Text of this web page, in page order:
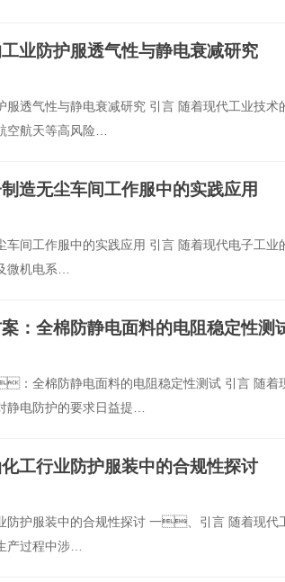
业防护服透气性与静电衰减研究
服透气性与静电衰减研究 引言 随着现代工业
航天等高风险…
造无尘车间工作服中的实践应用
车间工作服中的实践应用 引言 随着现代电子
机电系…
：全棉防静电面料的电阻稳定性测
：全棉防静电面料的电阻稳定性测试 引言
电防护的要求日益提…
工行业防护服装中的合规性探讨
防护服装中的合规性探讨 一、引言 随着现
过程中涉…